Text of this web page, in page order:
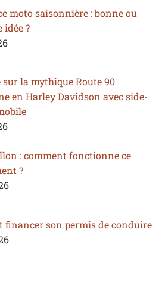
moto saisonnière : bonne ou
idée ?
la mythique Route 90
en Harley Davidson avec side-
: comment fonctionne ce
?
financer son permis de conduire